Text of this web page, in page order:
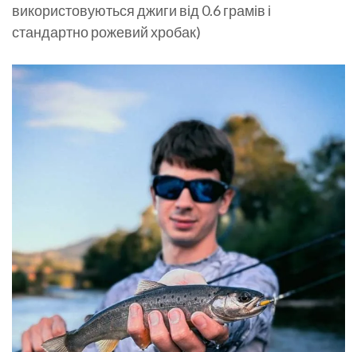
використовуються джиги від 0.6 грамів і
стандартно рожевий хробак)